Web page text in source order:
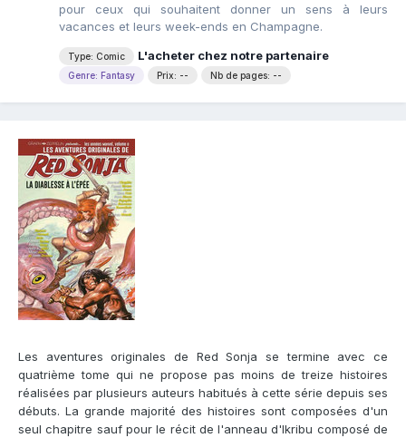
pour ceux qui souhaitent donner un sens à leurs
vacances et leurs week-ends en Champagne.
Type: Comic L'acheter chez notre partenaire
Genre: Fantasy Prix: -- Nb de pages: --
Les aventures originales de Red Sonja se termine avec ce
quatrième tome qui ne propose pas moins de treize histoires
réalisées par plusieurs auteurs habitués à cette série depuis ses
débuts. La grande majorité des histoires sont composées d'un
seul chapitre sauf pour le récit de l'anneau d'Ikribu composé de